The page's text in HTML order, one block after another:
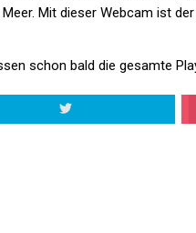
Mit dieser Webcam ist
schon bald die gesamte